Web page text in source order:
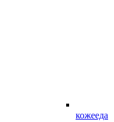
кожееда